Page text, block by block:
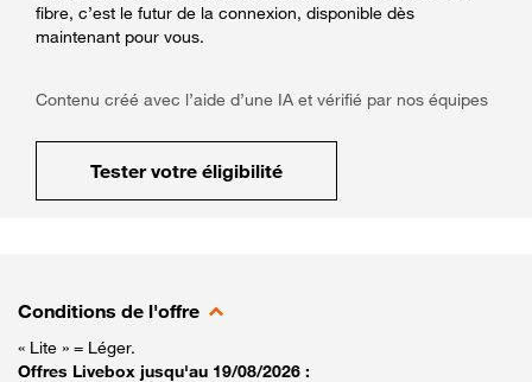
fibre, c’est le futur de la connexion, disponible dès
maintenant pour vous.
Contenu créé avec l’aide d’une IA et vérifié par nos équipes
Tester votre éligibilité
Conditions de l'offre
« Lite » = Léger.
Offres Livebox jusqu'au 19/08/2026 :